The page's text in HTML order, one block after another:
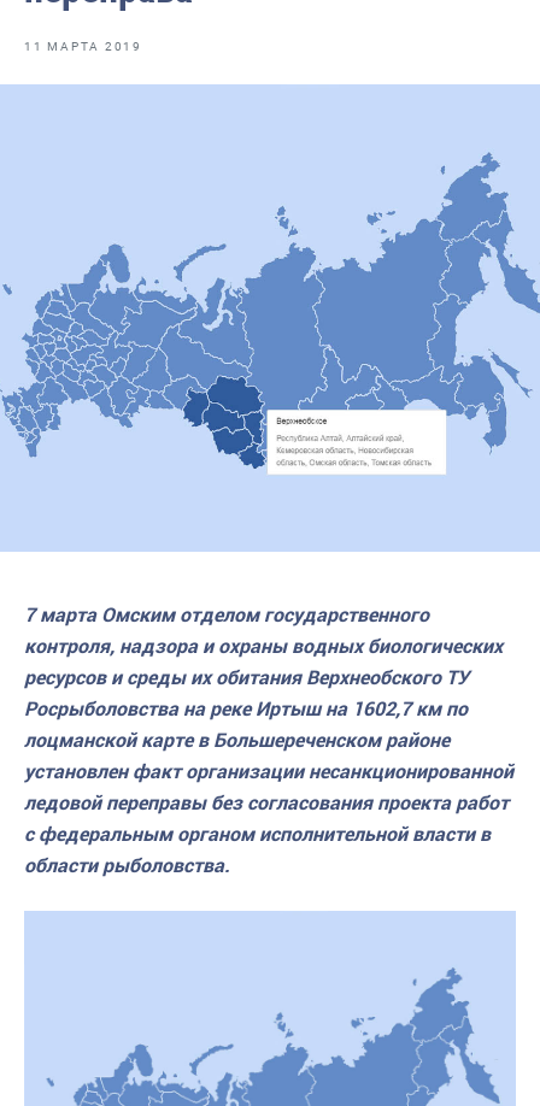
Отраслевые СМИ
Инфографика
Большая африканская экспедиция
Укрепление духовно-нравственных ценностей
События в России и мире
11 МАРТА 2019
7 марта Омским отделом государственного
контроля, надзора и охраны водных биологических
ресурсов и среды их обитания Верхнеобского ТУ
Росрыболовства на реке Иртыш на 1602,7 км по
лоцманской карте в Большереченском районе
установлен факт организации несанкционированной
ледовой переправы без согласования проекта работ
с федеральным органом исполнительной власти в
области рыболовства.